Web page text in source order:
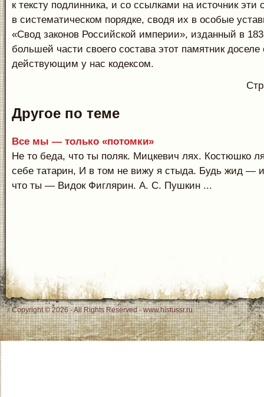
к тексту подлинника, и со ссылками на источник эти
в систематическом порядке, сводя их в особые
«Свод законов Российской империи», изданный в
большей части своего состава этот памятник доселе
действующим у нас кодексом.
Другое по теме
Все мы — только «потомки»
Не то беда, что ты поляк. Мицкевич лях. Костюшко
себе татарин, И в том не вижу я стыда. Будь жид —
что ты — Видок Фиглярин. А. С. Пушкин ...
Copyright © 2026 - All Rights Reserved - www.histussr.ru